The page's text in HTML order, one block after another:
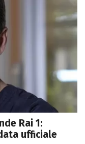
Rai 1:
ufficiale